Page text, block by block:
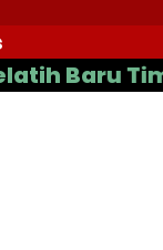
Timnas